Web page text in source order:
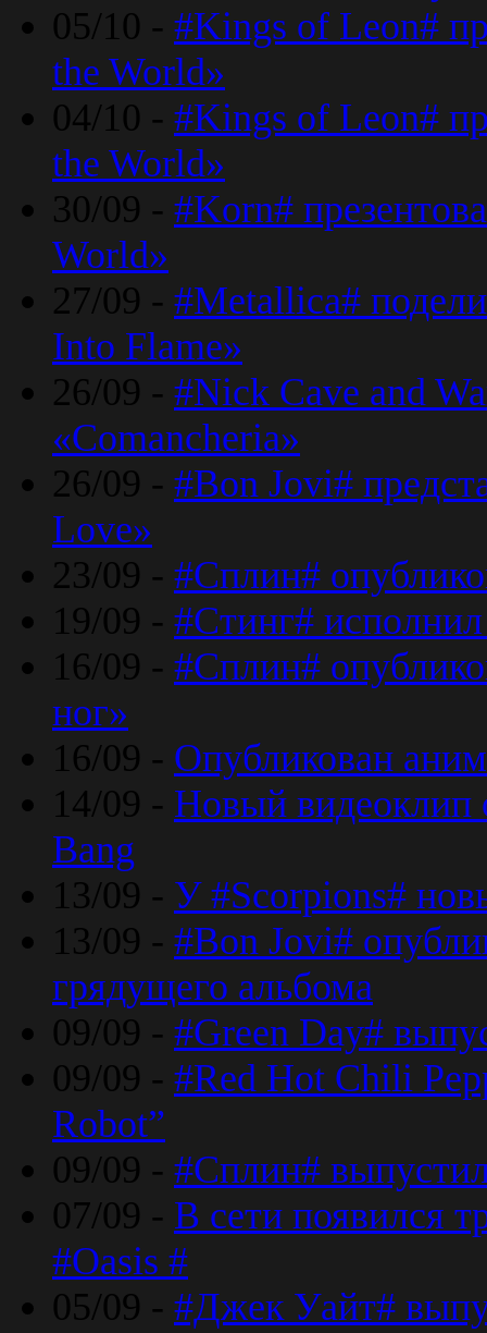
05/10 - #Kings of Leon#
the World»
04/10 - #Kings of Leon#
the World»
30/09 - #Korn#
World»
27/09 - #Metallica#
Into Flame»
26/09 - #Nick Cave and
«Comancheria»
26/09 - #Bon Jovi#
Love»
23/09 - #Сплин#
19/09 - #Стинг#
16/09 - #Сплин#
ног»
16/09 - Опубликован
14/09 - Новый видеоклип
Bang
13/09 - У #Scorpions#
13/09 - #Bon Jovi#
грядущего альбома
09/09 - #Green Day#
09/09 - #Red Hot Chili
Robot”
09/09 - #Сплин#
07/09 - В сети появился
#Oasis #
05/09 - #Джек Уайт#